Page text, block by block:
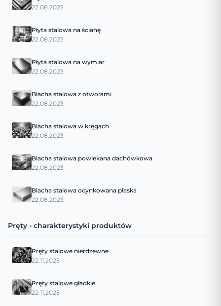
22.08.2023
Płyta stalowa na ścianę
22.08.2023
Płyta stalowa na wymiar
22.08.2023
Blacha stalowa z otworami
22.08.2023
Blacha stalowa w kręgach
22.08.2023
Blacha stalowa powlekana dachówkowa
22.08.2023
Blacha stalowa ocynkowana płaska
22.08.2023
Pręty - charakterystyki produktów
Pręty stalowe nierdzewne
22.11.2025
Pręty stalowe gładkie
22.11.2025